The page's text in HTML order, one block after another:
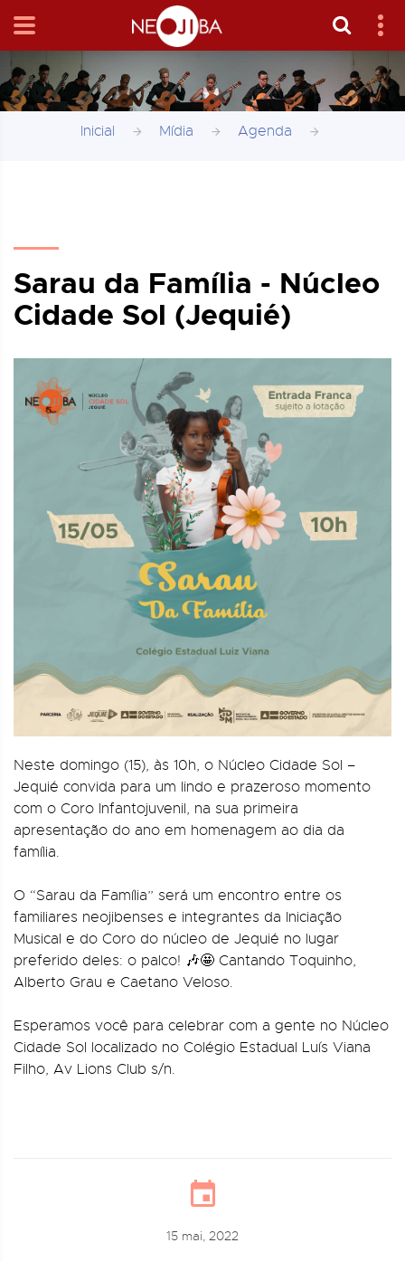
Inicial Mídia Agenda
Sarau da Família - Núcleo
Cidade Sol (Jequié)
Neste domingo (15), às 10h, o Núcleo Cidade Sol –
Jequié convida para um lindo e prazeroso momento
com o Coro Infantojuvenil, na sua primeira
apresentação do ano em homenagem ao dia da
família.
O “Sarau da Família” será um encontro entre os
familiares neojibenses e integrantes da Iniciação
Musical e do Coro do núcleo de Jequié no lugar
preferido deles: o palco! 🎶🤩 Cantando Toquinho,
Alberto Grau e Caetano Veloso.
Esperamos você para celebrar com a gente no Núcleo
Cidade Sol localizado no Colégio Estadual Luís Viana
Filho, Av Lions Club s/n.
15 mai, 2022